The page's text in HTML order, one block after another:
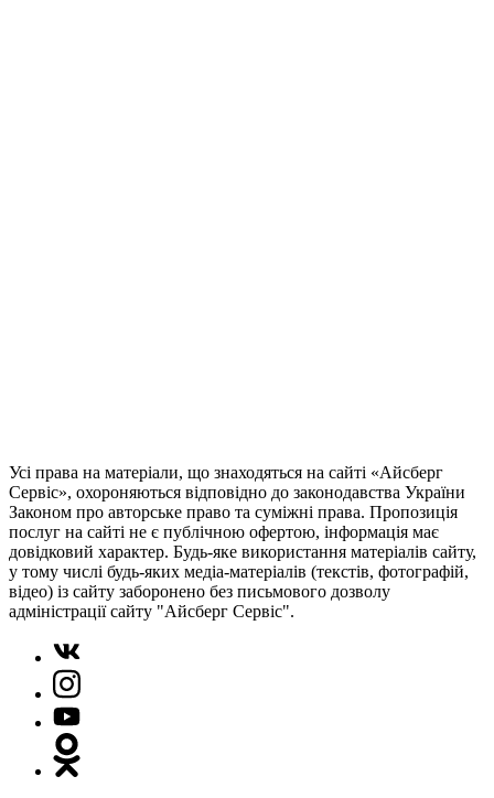
Усі права на матеріали, що знаходяться на сайті «Айсберг
Сервіс», охороняються відповідно до законодавства України
Законом про авторське право та суміжні права. Пропозиція
послуг на сайті не є публічною офертою, інформація має
довідковий характер. Будь-яке використання матеріалів сайту,
у тому числі будь-яких медіа-матеріалів (текстів, фотографій,
відео) із сайту заборонено без письмового дозволу
адміністрації сайту "Айсберг Сервіс".